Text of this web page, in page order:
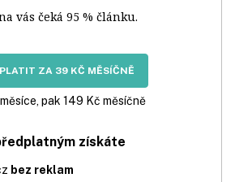
vás čeká 95 % článku.
ZA 39 KČ MĚSÍČNĚ
pak 149 Kč měsíčně
získáte
bez reklam